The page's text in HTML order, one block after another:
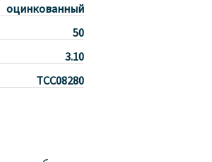
оцинкованный
50
3.10
TCC08280